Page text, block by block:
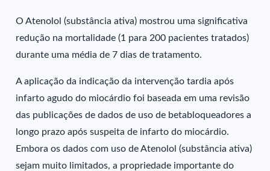
O Atenolol (substância ativa) mostrou uma significativa
redução na mortalidade (1 para 200 pacientes tratados)
durante uma média de 7 dias de tratamento.
A aplicação da indicação da intervenção tardia após
infarto agudo do miocárdio foi baseada em uma revisão
das publicações de dados de uso de betabloqueadores a
longo prazo após suspeita de infarto do miocárdio.
Embora os dados com uso de Atenolol (substância ativa)
sejam muito limitados, a propriedade importante do